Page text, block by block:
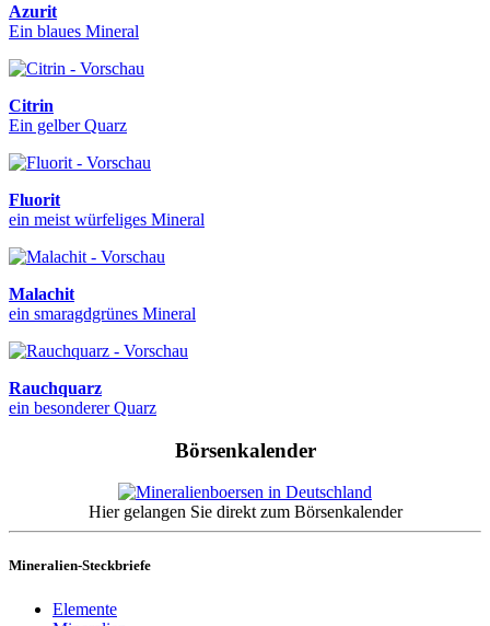
Azurit
Ein blaues Mineral
Citrin
Ein gelber Quarz
Fluorit
ein meist würfeliges Mineral
Malachit
ein smaragdgrünes Mineral
Rauchquarz
ein besonderer Quarz
Börsenkalender
Hier gelangen Sie direkt zum Börsenkalender
Mineralien-Steckbriefe
Elemente